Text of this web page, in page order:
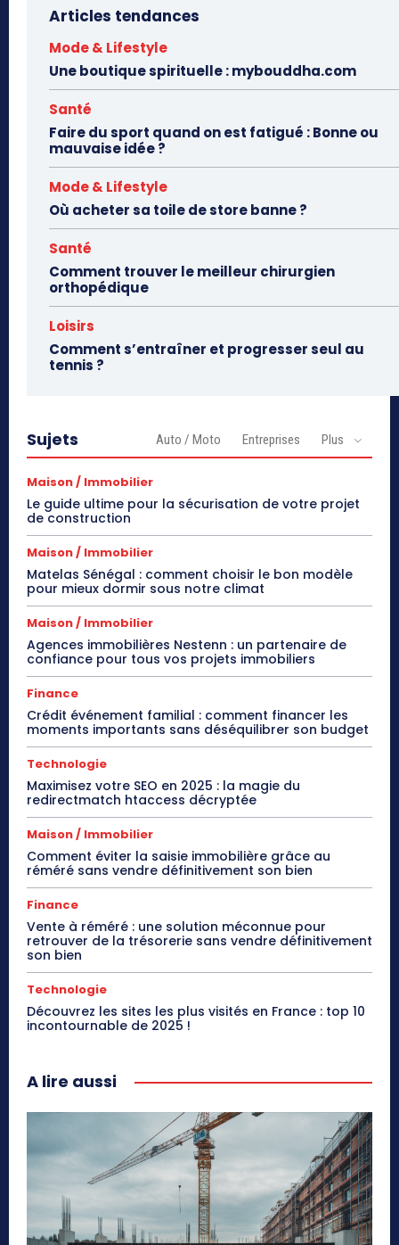
Articles tendances
Mode & Lifestyle
Une boutique spirituelle : mybouddha.com
Santé
Faire du sport quand on est fatigué : Bonne ou
mauvaise idée ?
Mode & Lifestyle
Où acheter sa toile de store banne ?
Santé
Comment trouver le meilleur chirurgien
orthopédique
Loisirs
Comment s’entraîner et progresser seul au
tennis ?
Sujets Auto / Moto Entreprises Plus
Maison / Immobilier
Le guide ultime pour la sécurisation de votre projet
de construction
Maison / Immobilier
Matelas Sénégal : comment choisir le bon modèle
pour mieux dormir sous notre climat
Maison / Immobilier
Agences immobilières Nestenn : un partenaire de
confiance pour tous vos projets immobiliers
Finance
Crédit événement familial : comment financer les
moments importants sans déséquilibrer son budget
Technologie
Maximisez votre SEO en 2025 : la magie du
redirectmatch htaccess décryptée
Maison / Immobilier
Comment éviter la saisie immobilière grâce au
réméré sans vendre définitivement son bien
Finance
Vente à réméré : une solution méconnue pour
retrouver de la trésorerie sans vendre définitivement
son bien
Technologie
Découvrez les sites les plus visités en France : top 10
incontournable de 2025 !
A lire aussi